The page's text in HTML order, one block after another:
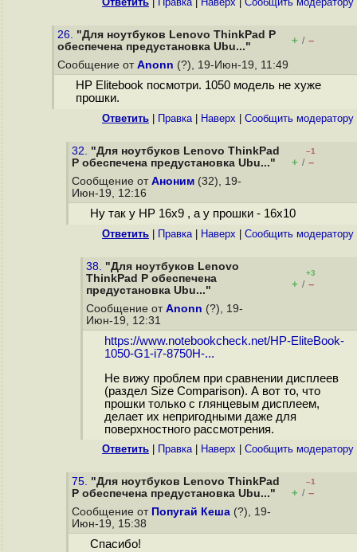
26. "Для ноутбуков Lenovo ThinkPad P
обеспечена предустановка Ubu..."
+ / –
Сообщение от Anonn (?), 19-Июн-19, 11:49
HP Elitebook посмотри. 1050 модель не хуже
прошки.
Ответить Правка| Наверх Cообщить модератору
32. "Для ноутбуков Lenovo ThinkPad
P обеспечена предустановка Ubu..."
–1
+ / –
Сообщение от Аноним (32), 19-
Июн-19, 12:16
Ну так у HP 16x9 , а у прошки - 16х10
Ответить Правка| Наверх Cообщить модератору
38. "Для ноутбуков Lenovo
ThinkPad P обеспечена
предустановка Ubu..."
+3
+ / –
Сообщение от Anonn (?), 19-
Июн-19, 12:31
https://www.notebookcheck.net/HP-EliteBook-
1050-G1-i7-8750H-...
Не вижу проблем при сравнении дисплеев
(раздел Size Comparison). А вот то, что
прошки только с глянцевым дисплеем,
делает их непригодными даже для
поверхностного рассмотрения.
Ответить Правка| Наверх Cообщить модератору
75. "Для ноутбуков Lenovo ThinkPad
P обеспечена предустановка Ubu..."
–1
+ / –
Сообщение от Попугай Кеша (?), 19-
Июн-19, 15:38
Спасибо!